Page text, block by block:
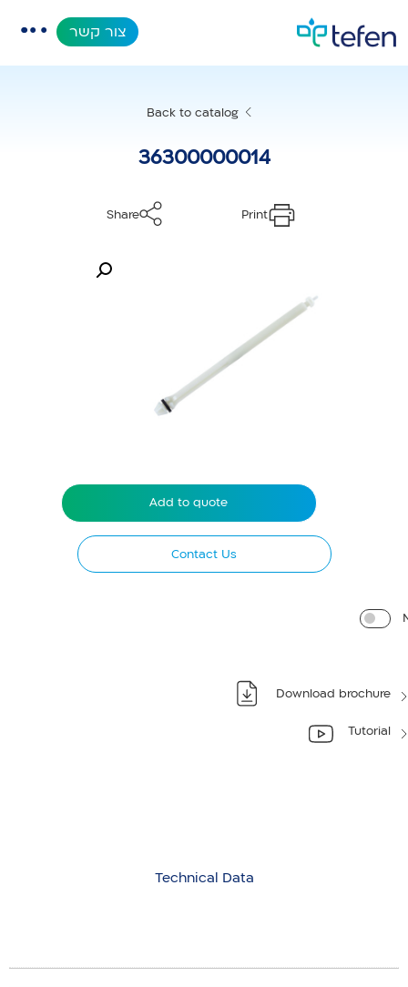
צור קשר
Back to catalog
36300000014
Share Print
Contact Us
Add to quote
Download brochure
Tutorial
Technical Data